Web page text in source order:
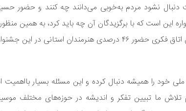
نشود مردم به‌خوبی می‌دانند چه کنند و حضور
است که با برگزیدگان آن چه باید کرد، به همین
در این جشنواره است.
خود را همیشه دنبال کرده و این مسئله بسیار بااهمیت
تلاش ما تبیین تفکر و اندیشه در حوزه‌های مختلف